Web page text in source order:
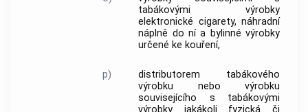
tabákovými výrobky
elektronické cigarety, náhradní
náplně do ní a bylinné výrobky
určené ke kouření,
p) distributorem tabákového
výrobku nebo výrobku
souvisejícího s tabákovými
výrobky jakákoli fyzická či